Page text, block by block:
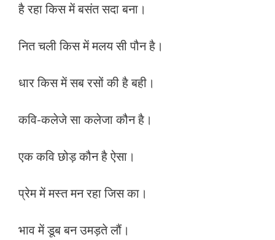
है रहा किस में बसंत सदा बना।
नित चली किस में मलय सी पौन है।
धार किस में सब रसों की है बही।
कवि-कलेजे सा कलेजा कौन है।
एक कवि छोड़ कौन है ऐसा।
प्रेम में मस्त मन रहा जिस का।
भाव में डूब बन उमड़ते लौं।